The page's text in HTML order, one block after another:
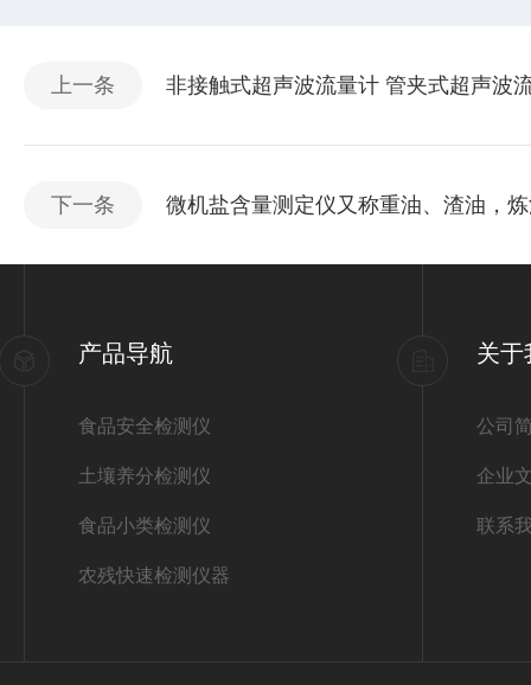
上一条 非接触式超声波流量计 管夹式超声波
下一条 微机盐含量测定仪又称重油、渣油，
产品导航
食品安全检测仪
土壤养分检测仪
食品小类检测仪
农残快速检测仪器
关于
公司
企业
联系